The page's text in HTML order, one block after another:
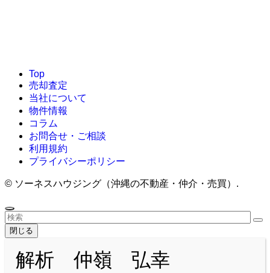
Top
売却査定
当社について
物件情報
コラム
お問合せ・ご相談
利用規約
プライバシーポリシー
© ソーネスハウジング（沖縄の不動産・仲介・売買）.
閉じる
解析 仲嶺 弘幸